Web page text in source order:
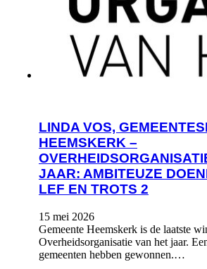
LINDA VOS,
HEEMSKERK –
JAAR: AMBITEUZE
LEF EN TROTS 2
15 mei 2026
Gemeente Heemskerk is de laatste
Overheidsorganisatie van het jaar.
gemeenten hebben gewonnen.…